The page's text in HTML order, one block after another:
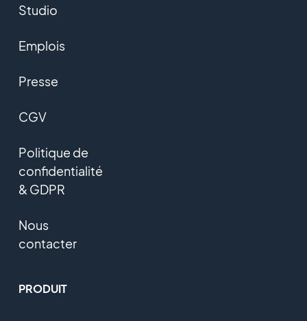
Studio
Emplois
Presse
CGV
Politique de
confidentialité
& GDPR
Nous
contacter
PRODUIT